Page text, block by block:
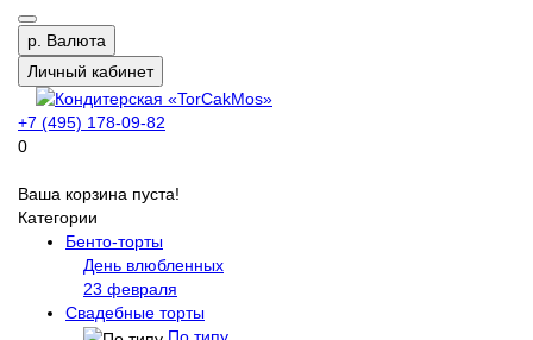
р. Валюта
Личный кабинет
+7 (495) 178-09-82
0
Ваша корзина пуста!
Категории
Бенто-торты
День влюбленных
23 февраля
Свадебные торты